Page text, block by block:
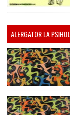
ALERGATOR LA